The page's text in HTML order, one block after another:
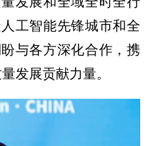
工智能先锋城市和全
与各方深化合作，携
发展贡献力量。